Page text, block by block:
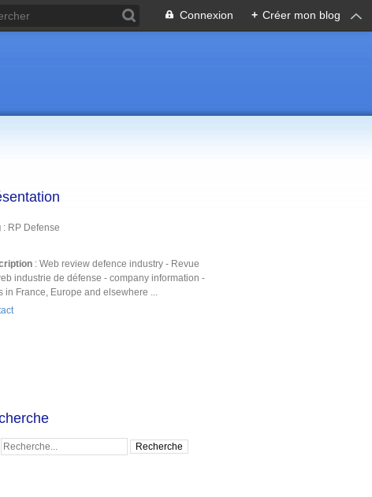
Connexion + Créer mon blog
: RP Defense
: Web review defence industry - Revue
industrie de défense - company information -
in France, Europe and elsewhere ...